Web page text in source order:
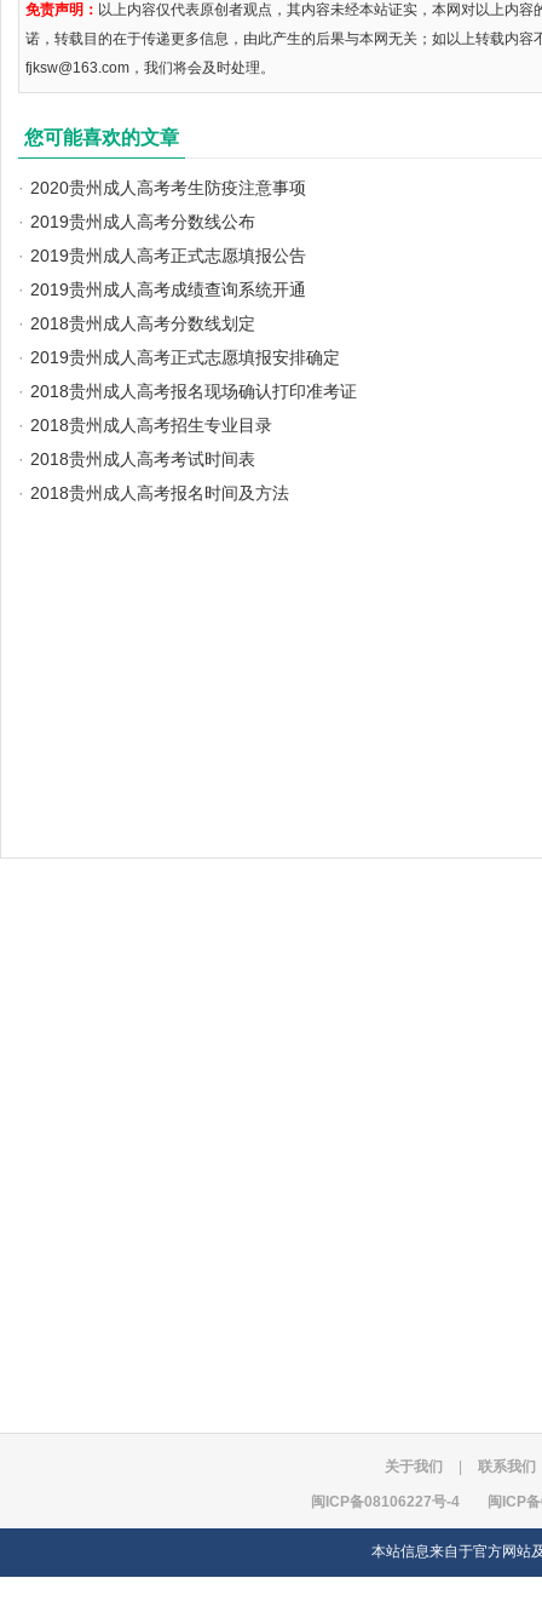
免责声明： 以上内容仅代表原创者观点，其内容未经本站证实，本网对以上内
诺，转载目的在于传递更多信息，由此产生的后果与本网无关；如以上转载内容
fjksw@163.com，我们将会及时处理。
您可能喜欢的文章
· 2020贵州成人高考考生防疫注意事项
· 2019贵州成人高考分数线公布
· 2019贵州成人高考正式志愿填报公告
· 2019贵州成人高考成绩查询系统开通
· 2018贵州成人高考分数线划定
· 2019贵州成人高考正式志愿填报安排确定
· 2018贵州成人高考报名现场确认打印准考证
· 2018贵州成人高考招生专业目录
· 2018贵州成人高考考试时间表
· 2018贵州成人高考报名时间及方法
关于我们 联系我们
闽ICP备08106227号-4 闽ICP
本站信息来自于官方网站